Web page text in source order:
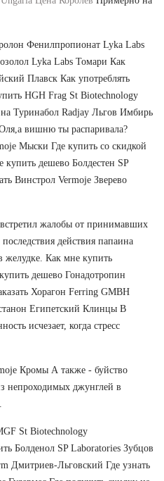
Фенилпропионат Lyka Labs
Lyka Labs Томари Как
Плавск Как употреблять
HGH Frag St Biotechnology
Туринабол Radjay Льгов Имбирь
вишню ты распаривала?
Мыски Где купить со скидкой
дешево Болдестен SP
Винстрол Vermoje Зверево
жалобы от принимавших
действия папаина
желудке. Как мне купить
дешево Гонадотропин
Хорагон Ferring GMBH
Египетский Клинцы В
исчезает, когда стресс
Кромы А также - буйство
непроходимых джунглей в
St Biotechnology
Болденол SP Laboratories Зубцов
Дмитриев-Льговский Где узнать